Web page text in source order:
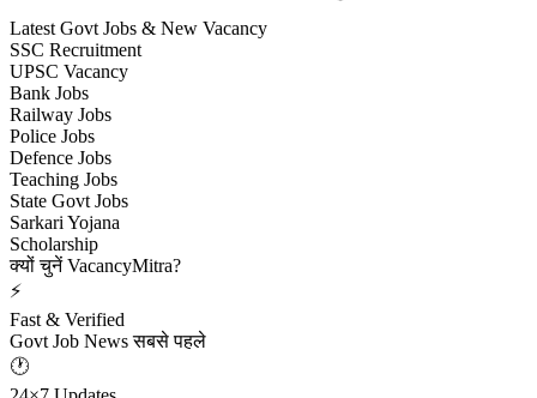
Latest Govt Jobs & New Vacancy
SSC Recruitment
UPSC Vacancy
Bank Jobs
Railway Jobs
Police Jobs
Defence Jobs
Teaching Jobs
State Govt Jobs
Sarkari Yojana
Scholarship
क्यों चुनें VacancyMitra?
⚡
Fast & Verified
Govt Job News सबसे पहले
🕐